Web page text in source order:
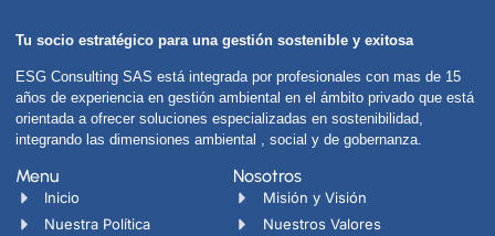
Tu socio estratégico para una gestión sostenible y exitosa
ESG Consulting SAS está integrada por profesionales con mas de 15
años de experiencia en gestión ambiental en el ámbito privado que está
orientada a ofrecer soluciones especializadas en sostenibilidad,
integrando las dimensiones ambiental , social y de gobernanza.
Menu
Inicio
Nuestra Política
Nosotros
Misión y Visión
Nuestros Valores